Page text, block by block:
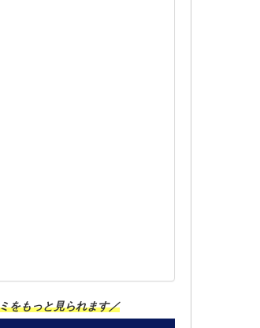
をもっと見られます／